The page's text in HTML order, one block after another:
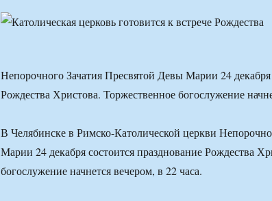
Непорочного Зачатия Пресвятой Девы Марии 24 декабря
Рождества Христова. Торжественное богослужение
В Челябинске в Римско-Католической церкви
Марии 24 декабря состоится празднование Рождества
богослужение начнется вечером, в 22 часа.